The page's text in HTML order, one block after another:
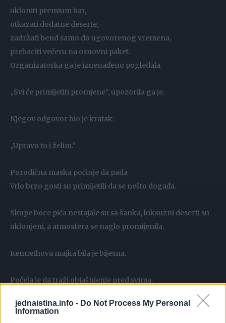
jednaistina.info - Do Not Process My Personal
Information
ukloniti premium bar,
otkazati dodatne deserte,
zadržati bend samo do ugovorenog vremena,
prebaciti večeru na osnovni paket.
Organizatorka ga je iznenađeno pogledala.
„Svi će primijetiti promjene“, upozorila ga je.
Njegov odgovor bio je kratak:
„Upravo to i želim.“
Porodična maska počinje da pada
Vrlo brzo gosti su primijetili da se nešto događa.
Skupe boce pića nestajale su sa šanka, luksuzni deserti su
uklonjeni, a atmosfera se naglo promijenila.
Kennethova majka bila je bijesna.
Počela je da traži objašnjenje pred svima.
Kada joj je rekao da više neće finansirati luksuz za ljude